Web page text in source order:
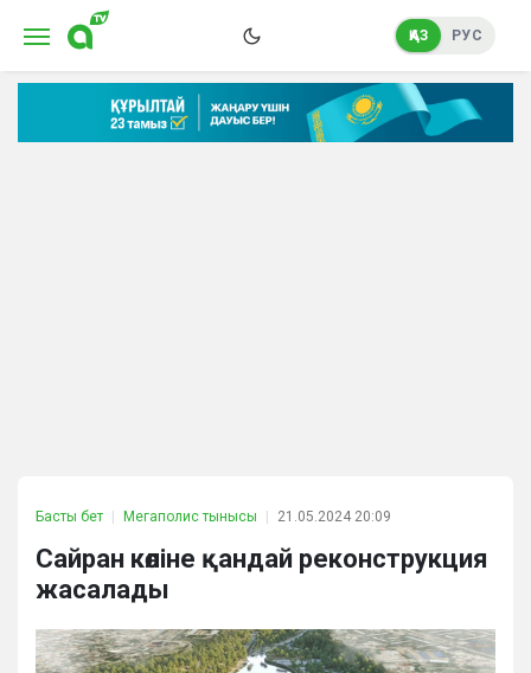
ҚАЗ РУС
Басты бет Мегаполис тынысы 21.05.2024 20:09
Сайран көліне қандай реконструкция
жасалады